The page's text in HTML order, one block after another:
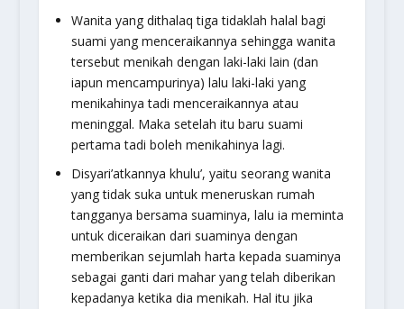
Wanita yang dithalaq tiga tidaklah halal bagi
suami yang menceraikannya sehingga wanita
tersebut menikah dengan laki-laki lain (dan
iapun mencampurinya) lalu laki-laki yang
menikahinya tadi menceraikannya atau
meninggal. Maka setelah itu baru suami
pertama tadi boleh menikahinya lagi.
Disyari’atkannya khulu’, yaitu seorang wanita
yang tidak suka untuk meneruskan rumah
tangganya bersama suaminya, lalu ia meminta
untuk diceraikan dari suaminya dengan
memberikan sejumlah harta kepada suaminya
sebagai ganti dari mahar yang telah diberikan
kepadanya ketika dia menikah. Hal itu jika